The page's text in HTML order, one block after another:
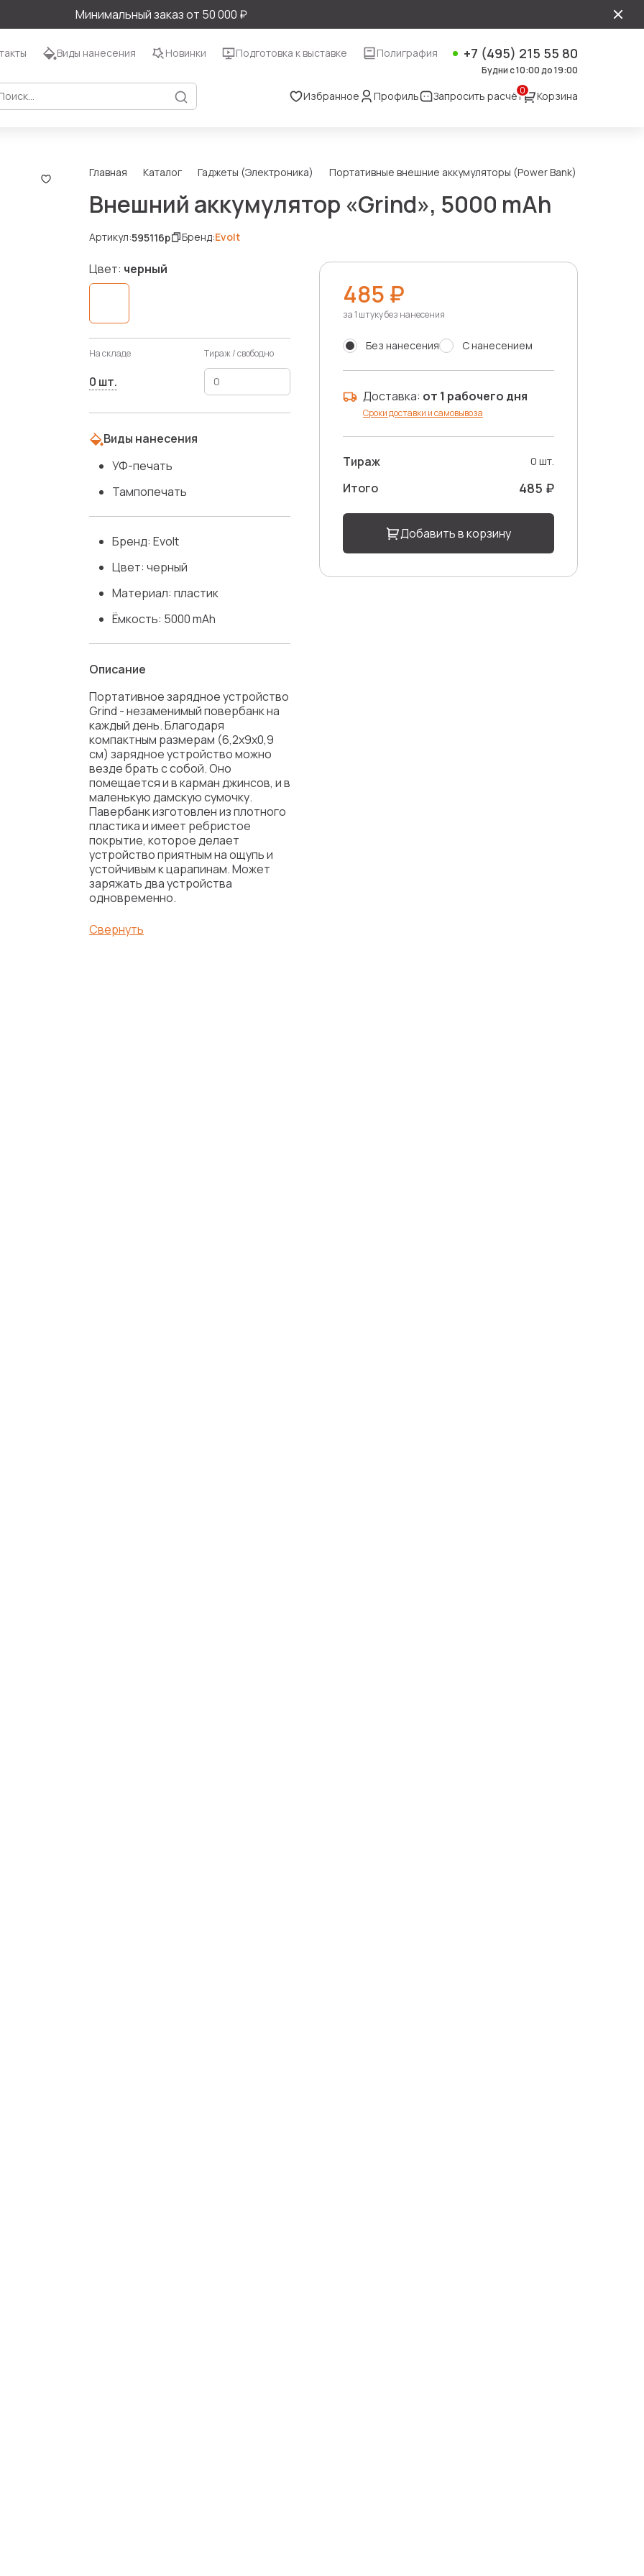
Минимальный заказ от 50 000 ₽
Виды нанесения Новинки Подготовка к выставке Полиграфия +7 (495) 215 55 80
Будни с 10:00 до 19:00
Избранное Профиль Запросить расчёт Корзина
0
Главная Каталог Гаджеты (Электроника) Портативные внешние аккумуляторы (Power Bank)
Внешний аккумулятор «Grind», 5000 mAh
Артикул:595116p Бренд:Evolt
Цвет: черный
На складе Тираж / свободно
0 шт.
Виды нанесения
УФ-печать
Тампопечать
Бренд: Evolt
Цвет: черный
Материал: пластик
Ёмкость: 5000 mAh
Описание
Портативное зарядное устройство
Grind - незаменимый повербанк на
каждый день. Благодаря
компактным размерам (6,2х9х0,9
см) зарядное устройство можно
везде брать с собой. Оно
помещается и в карман джинсов, и в
маленькую дамскую сумочку.
Павербанк изготовлен из плотного
пластика и имеет ребристое
покрытие, которое делает
устройство приятным на ощупь и
устойчивым к царапинам. Может
заряжать два устройства
одновременно.
Свернуть
485 ₽
за 1 штуку без нанесения
Без нанесения С нанесением
Доставка: от 1 рабочего дня
Сроки доставки и самовывоза
Тираж 0 шт.
Итого 485 ₽
Добавить в корзину